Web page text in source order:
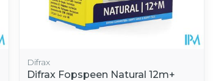
Difrax
Difrax Fopspeen Natural 12m+